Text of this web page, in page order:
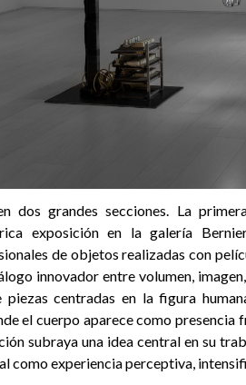
dos grandes secciones. La
exposición en la galería
de objetos realizadas con
innovador entre volumen,
piezas centradas en la figura
el cuerpo aparece como presencia
subraya una idea central en su
como experiencia perceptiva,